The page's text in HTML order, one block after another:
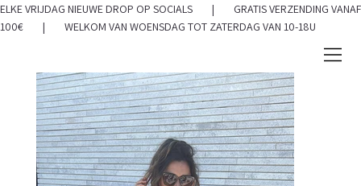
ELKE VRIJDAG NIEUWE DROP OP SOCIALS | GRATIS VERZENDING VANAF
100€ | WELKOM VAN WOENSDAG TOT ZATERDAG VAN 10-18U